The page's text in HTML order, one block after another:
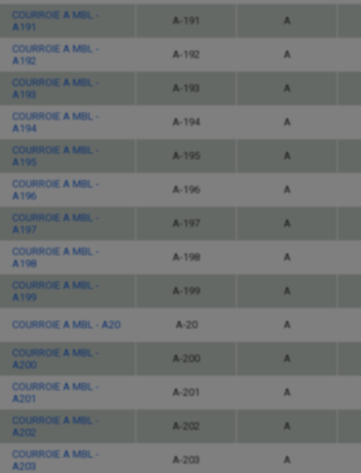
COURROIE A MBL -
A191
A-191 A
COURROIE A MBL -
A192
A-192 A
COURROIE A MBL -
A193
A-193 A
COURROIE A MBL -
A194
A-194 A
COURROIE A MBL -
A195
A-195 A
COURROIE A MBL -
A196
A-196 A
COURROIE A MBL -
A197
A-197 A
COURROIE A MBL -
A198
A-198 A
COURROIE A MBL -
A199
A-199 A
COURROIE A MBL - A20 A-20 A
COURROIE A MBL -
A200
A-200 A
COURROIE A MBL -
A201
A-201 A
COURROIE A MBL -
A202
A-202 A
COURROIE A MBL -
A203
A-203 A